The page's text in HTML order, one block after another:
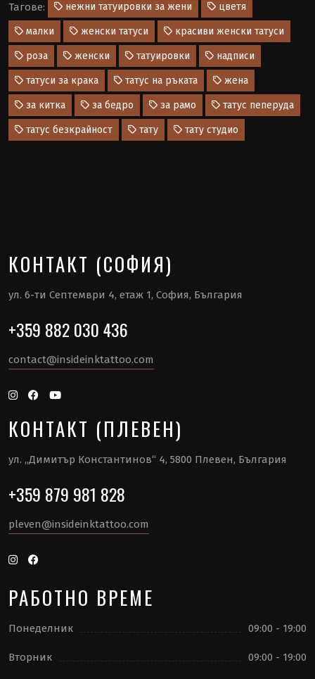
Тагове: нежни татуировки за жени цветя
малки женски татуси красиви женски татуси
роза женски татуировки надписи
татуси за крака татус на ръката жена
за китка за бедро за рамо татус пеперуда
татус безкрайност тату тату студио
КОНТАКТ (СОФИЯ)
ул. 6-ти Септември 4, етаж 1, София, България
+359 882 030 436
contact@insideinktattoo.com
КОНТАКТ (ПЛЕВЕН)
ул. „Димитър Константинов“ 4, 5800 Плевен, България
+359 879 981 828
pleven@insideinktattoo.com
РАБОТНО ВРЕМЕ
Понеделник 09:00 - 19:00
Вторник 09:00 - 19:00